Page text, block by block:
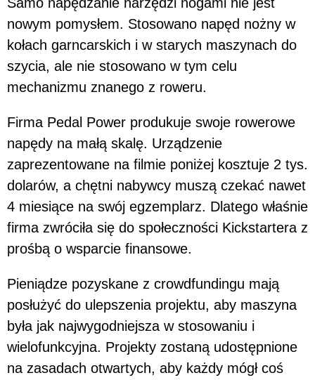
nowym pomysłem. Stosowano napęd nożny w
kołach garncarskich i w starych maszynach do
szycia, ale nie stosowano w tym celu
mechanizmu znanego z roweru.
Firma Pedal Power produkuje swoje rowerowe
napędy na małą skalę. Urządzenie
zaprezentowane na filmie poniżej kosztuje 2 tys.
dolarów, a chętni nabywcy muszą czekać nawet
4 miesiące na swój egzemplarz. Dlatego właśnie
firma zwróciła się do społeczności Kickstartera z
prośbą o wsparcie finansowe.
Pieniądze pozyskane z crowdfundingu mają
posłużyć do ulepszenia projektu, aby maszyna
była jak najwygodniejsza w stosowaniu i
wielofunkcyjna. Projekty zostaną udostępnione
na zasadach otwartych, aby każdy mógł coś